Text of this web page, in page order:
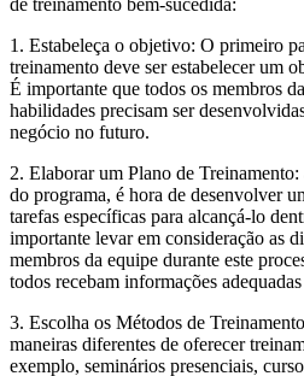
1. Estabeleça o objetivo: O primeiro
treinamento deve ser estabelecer um
É importante que todos os membros
habilidades precisam ser
negócio no futuro.
2. Elaborar um Plano de
do programa, é hora de desenvolver
tarefas específicas para alcançá-lo
importante levar em consideração as
membros da equipe durante este
todos recebam informações
3. Escolha os Métodos de
maneiras diferentes de oferecer
exemplo, seminários presenciais,